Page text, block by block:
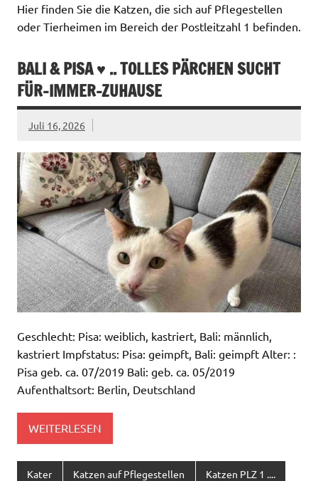
Hier finden Sie die Katzen, die sich auf Pflegestellen
oder Tierheimen im Bereich der Postleitzahl 1 befinden.
BALI & PISA ♥ .. TOLLES PÄRCHEN SUCHT
FÜR-IMMER-ZUHAUSE
Juli 16, 2026
Geschlecht: Pisa: weiblich, kastriert, Bali: männlich,
kastriert Impfstatus: Pisa: geimpft, Bali: geimpft Alter: :
Pisa geb. ca. 07/2019 Bali: geb. ca. 05/2019
Aufenthaltsort: Berlin, Deutschland
WEITERLESEN
Kater Katzen auf Pflegestellen Katzen PLZ 1 ....